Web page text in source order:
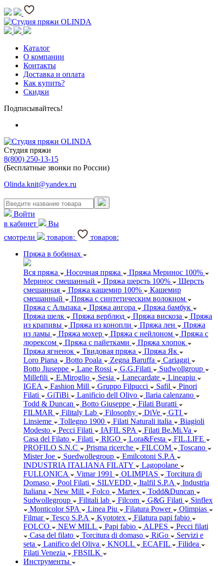
Каталог
О компании
Контакты
Доставка и оплата
Как купить?
Скидки
Подписывайтесь!
Студия пряжи
8(800) 250-13-15
(Бесплатные звонки по России)
Olinda.knit@yandex.ru
Войти
в кабинет
Вы
смотрели
товаров:
товаров:
Пряжа в бобинах
Вся пряжа Носочная пряжа
Пряжа Меринос 100%
Меринос смешанный
Пряжа шерсть 100%
Шерсть
смешанная
Пряжа кашемир 100%
Кашемир
смешанный
Пряжа с синтетическим волокном
Пряжа с Альпака
Пряжа ангора
Пряжа бамбук
Пряжа шелк
Пряжа верблюд Пряжа вискоза
Пряжа
из крапивы
Пряжа из конопли Пряжа лен
Пряжа
из ламы
Пряжа мохер Пряжа с нейлоном
Пряжа с
люрексом
Пряжа с пайетками
Пряжа хлопок
Пряжа ягненок
Твидовая пряжа
Пряжа Як
Loro Piana
Botto Poala Zegna Baruffa
Cariaggi
Botto Jiuseppe
Lane Rossi G.G.Filati
Sudwollgroup
Millefili
E.Miroglio Sesia Lanecardate
Lineapiu
IGEA
Fashion Mill Gruppo Filpucci Safil
Pinori
Filati
GiTiBi Lanificio dell Olivo
Ilaria calenzano
Todd & Duncan
Botto Giuseppe
Filati Buratti
FILMAR
Filitaly Lab Filosophy DiVe
GTI
Linsieme
Tollegno 1900 Filati Naturali italia
Biagioli
Modesto
Pecci Filati IAFIL SPA
Filati Be.Mi.Va
Casa del Filato
Filati RIGO Lora&Festa
FIL.LIFE
PROFILO S.N.C
Prisma ricerche FILCOM
Toscano
Mister Joe
Suedwollegroup
Emilcotoni S.P.A
INDUSTRIA ITALIANA FILATY
Lagopolane
FULLONICA
Vimar 1991 OLIMPIAS
Torcitura di
Domaso
Pool Filati SILVEDD Italfil S.P.A
Industria
Italiana
New Mill Folco Martex
Todd&Duncan
Sudwollegroup
Filitali lab Filcom G&G Filati
Sinflex
Monticolor SPA
Linea Piu Filatura Power
Olimpias
Filmar
Tesco S.P.A Kyototex
Filatura papi fabio
FOLCO
NEW MILL Papi fabio ALPES
Pecci filati
Casa del filato
Torcitura di domaso RiGo
Servizi e
seta
Lanifico del Oliva KNOLL ECAFIL
Filidea
Filati Venezia
FBSILK
Инструменты